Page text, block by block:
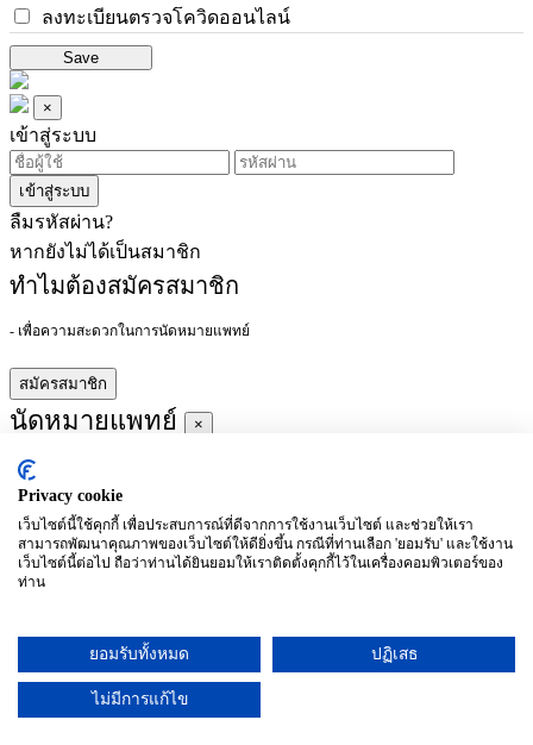
ลงทะเบียนตรวจโควิดออนไลน์
Save
×
เข้าสู่ระบบ
เข้าสู่ระบบ
ลืมรหัสผ่าน?
หากยังไม่ได้เป็นสมาชิก
ทำไมต้องสมัครสมาชิก
- เพื่อความสะดวกในการนัดหมายแพทย์
สมัครสมาชิก
นัดหมายแพทย์ ×
ผู้ชำนาญการ
ประจำ :
อาทิตย์
จันทร์
(27/09)
อังคาร
(28/09)
พุธ
พฤหัสบดี
ศุกร์
เสาร์
Privacy cookie
เว็บไซต์นี้ใช้คุกกี้ เพื่อประสบการณ์ที่ดีจากการใช้งานเว็บไซต์ และช่วยให้เรา
สามารถพัฒนาคุณภาพของเว็บไซต์ให้ดียิ่งขึ้น กรณีที่ท่านเลือก 'ยอมรับ' และใช้งาน
เว็บไซต์นี้ต่อไป ถือว่าท่านได้ยินยอมให้เราติดตั้งคุกกี้ไว้ในเครื่องคอมพิวเตอร์ของ
ท่าน
ยอมรับทั้งหมด ปฏิเสธ
ไม่มีการแก้ไข